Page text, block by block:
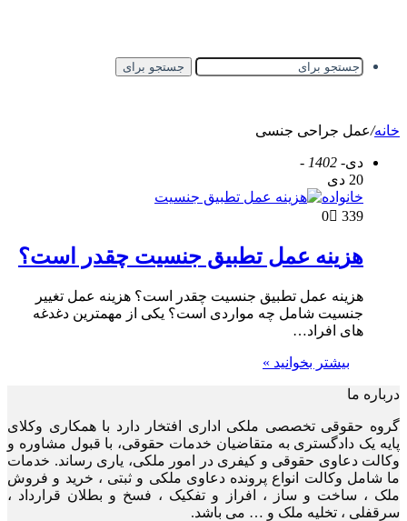
جستجو برای
خانه/عمل جراحی جنسی
دی- 1402 -
20 دی
خانواده
0
339
هزینه عمل تطبیق جنسیت چقدر است؟
هزینه عمل تطبیق جنسیت چقدر است؟ هزینه عمل تغییر
جنسیت شامل چه مواردی است؟ یکی از مهمترین دغدغه
های افراد…
بیشتر بخوانید »
درباره ما
گروه حقوقی تخصصی ملکی اداری افتخار دارد با همکاری وکلای
پایه یک دادگستری به متقاضیان خدمات حقوقی، با قبول مشاوره و
وکالت دعاوی حقوقی و کیفری در امور ملکی، یاری رساند. خدمات
ما شامل وکالت انواع پرونده دعاوی ملکی و ثبتی ، خرید و فروش
ملک ، ساخت و ساز ، افراز و تفکیک ، فسخ و بطلان قرارداد ،
سرقفلی ، تخلیه ملک و … می باشد.